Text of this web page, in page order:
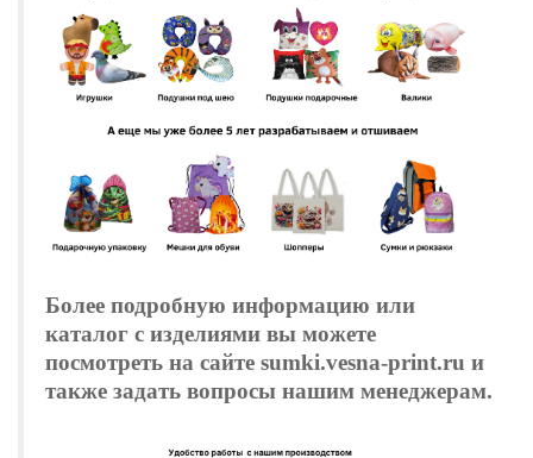
Более подробную информацию или
каталог с изделиями вы можете
посмотреть на сайте sumki.vesna-print.ru и
также задать вопросы нашим менеджерам.